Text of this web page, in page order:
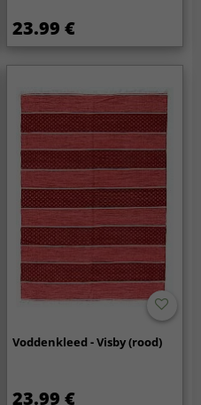
23.99 €
Voddenkleed - Visby (rood)
23.99 €